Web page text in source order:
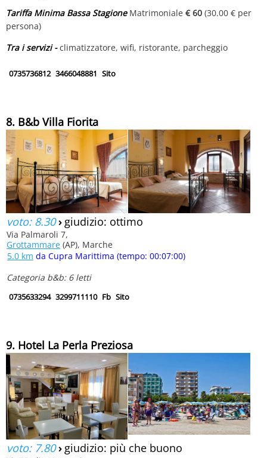
Tariffa Minima Bassa StagioneMatrimoniale € 60 (30.00 € per
persona)
Tra i servizi -climatizzatore, wifi, ristorante, parcheggio
0735736812 3466048881 Sito
8. B&b Villa Fiorita
voto: 8.30› giudizio: ottimo
Via Palmaroli 7,
Grottammare (AP), Marche
5.0 km da Cupra Marittima (tempo: 00:07:00)
Categoria b&b: 6 letti
0735633294 3299711110 Fb Sito
9. Hotel La Perla Preziosa
voto: 7.80› giudizio: più che buono